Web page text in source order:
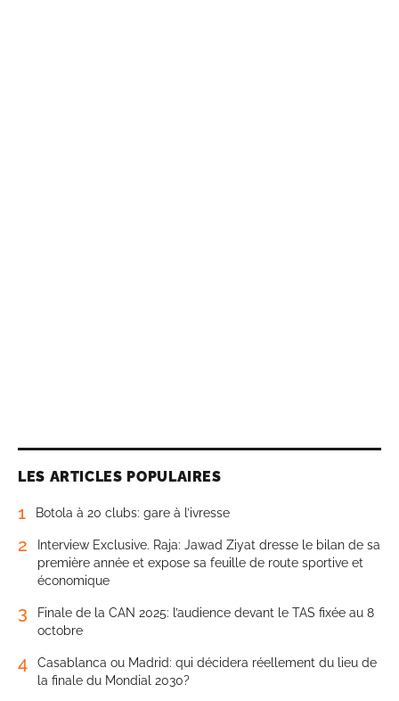
LES ARTICLES POPULAIRES
1 Botola à 20 clubs: gare à l’ivresse
2
Interview Exclusive. Raja: Jawad Ziyat dresse le bilan de sa
première année et expose sa feuille de route sportive et
économique
3
Finale de la CAN 2025: l’audience devant le TAS fixée au 8
octobre
4
Casablanca ou Madrid: qui décidera réellement du lieu de
la finale du Mondial 2030?